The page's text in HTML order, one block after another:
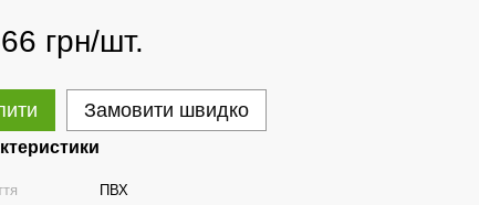
грн/шт.
Замовити швидко
ПВХ